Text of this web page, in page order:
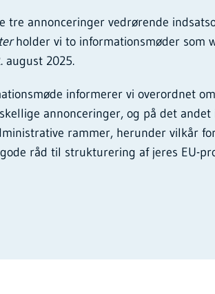
tre annonceringer vedrørende
holder vi to informationsmøder som
august 2025.
informerer vi overordnet
annonceringer, og på det andet
rammer, herunder vilkår
råd til strukturering af jeres EU-